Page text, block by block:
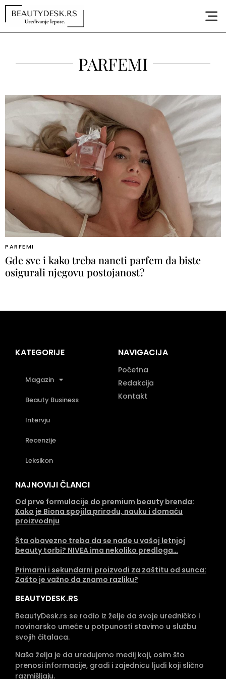
PARFEMI
PARFEMI
Gde sve i kako treba naneti parfem da biste
osigurali njegovu postojanost?
KATEGORIJE
Magazin
Beauty Business
Intervju
Recenzije
Leksikon
NAVIGACIJA
Početna
Redakcija
Kontakt
NAJNOVIJI ČLANCI
Od prve formulacije do premium beauty brenda:
Kako je Biona spojila prirodu, nauku i domaću
proizvodnju
Šta obavezno treba da se nađe u vašoj letnjoj
beauty torbi? NIVEA ima nekoliko predloga…
Primarni i sekundarni proizvodi za zaštitu od sunca:
Zašto je važno da znamo razliku?
BEAUTYDESK.RS
BeautyDesk.rs se rodio iz želje da svoje uredničko i
novinarsko umeće u potpunosti stavimo u službu
svojih čitalaca.
Naša želja je da uređujemo medij koji, osim što
prenosi informacije, gradi i zajednicu ljudi koji slično
razmišljaju.